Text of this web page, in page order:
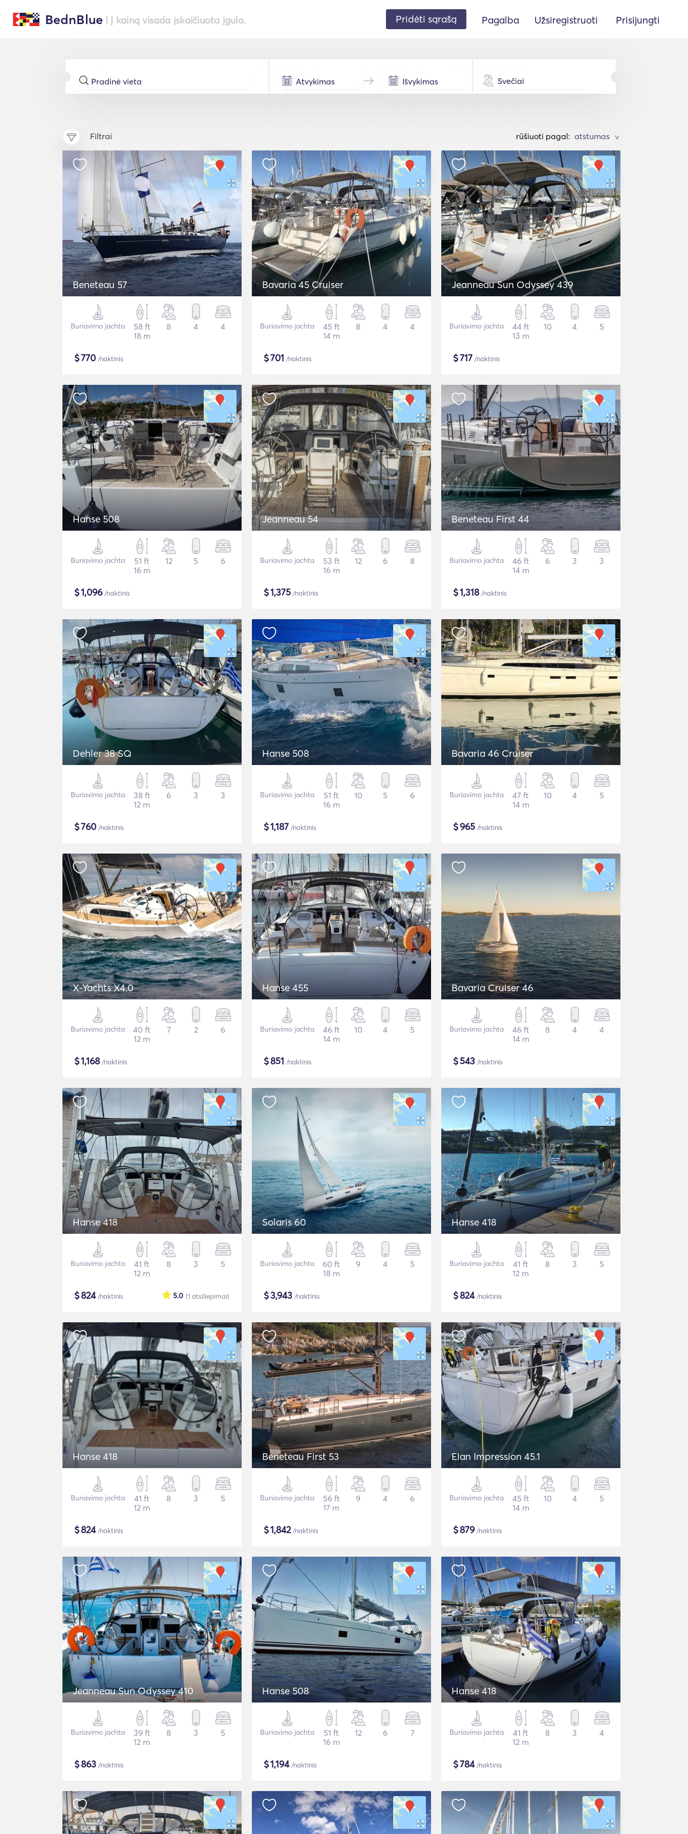
BednBlue | Į kainą visada įskaičiuota įgula. Pridėti sąrašą Pagalba Užsiregistruoti Prisijungti
Svečiai
Filtrai rūšiuoti pagal: >
Beneteau 57
Buriavimo jachta
58 ft
18 m
8 4 4
$770 /naktinis
Bavaria 45 Cruiser
Buriavimo jachta
45 ft
14 m
8 4 4
$701 /naktinis
Jeanneau Sun Odyssey 439
Buriavimo jachta
44 ft
13 m
10 4 5
$717 /naktinis
Hanse 508
Buriavimo jachta
51 ft
16 m
12 5 6
$1,096/naktinis
Jeanneau 54
Buriavimo jachta
53 ft
16 m
12 6 8
$1,375 /naktinis
Beneteau First 44
Buriavimo jachta
46 ft
14 m
6 3 3
$1,318/naktinis
Dehler 38 SQ
Buriavimo jachta
38 ft
12 m
6 3 3
$760 /naktinis
Hanse 508
Buriavimo jachta
51 ft
16 m
10 5 6
$1,187 /naktinis
Bavaria 46 Cruiser
Buriavimo jachta
47 ft
14 m
10 4 5
$965 /naktinis
X-Yachts X4.0
Buriavimo jachta
40 ft
12 m
7 2 6
$1,168/naktinis
Hanse 455
Buriavimo jachta
46 ft
14 m
10 4 5
$851 /naktinis
Bavaria Cruiser 46
Buriavimo jachta
46 ft
14 m
8 4 4
$543 /naktinis
Hanse 418
Buriavimo jachta
41 ft
12 m
8 3 5
$824/naktinis (1 atsiliepimai)
5.0
Solaris 60
Buriavimo jachta
60 ft
18 m
9 4 5
$3,943 /naktinis
Hanse 418
Buriavimo jachta
41 ft
12 m
8 3 5
$824/naktinis
Hanse 418
Buriavimo jachta
41 ft
12 m
8 3 5
$824/naktinis
Beneteau First 53
Buriavimo jachta
56 ft
17 m
9 4 6
$1,842/naktinis
Elan Impression 45.1
Buriavimo jachta
45 ft
14 m
10 4 5
$879/naktinis
Jeanneau Sun Odyssey 410
Buriavimo jachta
39 ft
12 m
8 3 5
$863 /naktinis
Hanse 508
Buriavimo jachta
51 ft
16 m
12 6 7
$1,194/naktinis
Hanse 418
Buriavimo jachta
41 ft
12 m
8 3 4
$784/naktinis